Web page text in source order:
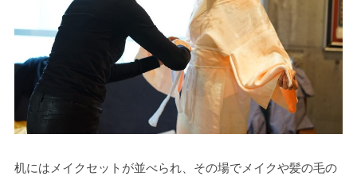
机にはメイクセットが並べられ、その場でメイクや髪の毛の